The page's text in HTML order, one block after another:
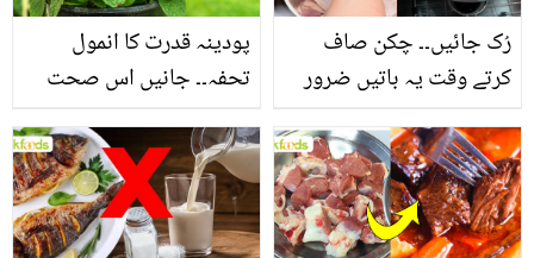
پودینہ قدرت کا انمول
تحفہ۔۔ جانیں اس صحت
انگیز طبی فوائد
رُک جائیں۔۔ چکن صاف
کرتے وقت یہ باتیں ضرور